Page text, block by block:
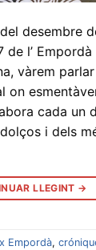
desembre
l’
vàrem
on
cada un
i dels
LLEGINT →
Empordà,